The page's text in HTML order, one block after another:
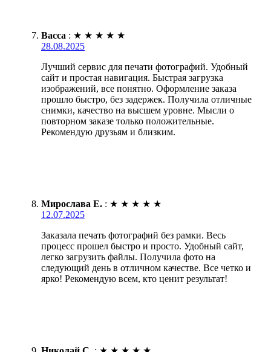
Васса : ★ ★ ★ ★ ★
28.08.2025
Лучший сервис для печати фотографий. Удобный
сайт и простая навигация. Быстрая загрузка
изображений, все понятно. Оформление заказа
прошло быстро, без задержек. Получила отличные
снимки, качество на высшем уровне. Мысли о
повторном заказе только положительные.
Рекомендую друзьям и близким.
Мирослава Е. : ★ ★ ★ ★ ★
12.07.2025
Заказала печать фотографий без рамки. Весь
процесс прошел быстро и просто. Удобный сайт,
легко загрузить файлы. Получила фото на
следующий день в отличном качестве. Все четко и
ярко! Рекомендую всем, кто ценит результат!